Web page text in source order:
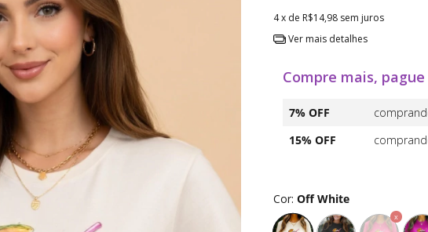
4x de R$14,98 sem juros
Ver mais detalhes
Compre mais,
7% OFF
15% OFF
Cor: Off White